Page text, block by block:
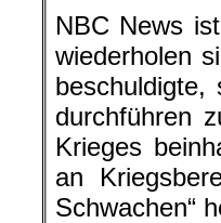
NBC News
wiederholen
beschuldigte,
durchführen
Krieges
an
Schwachen“